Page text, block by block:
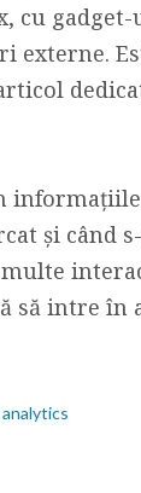
cu
externe.
și când
multe
să intre în